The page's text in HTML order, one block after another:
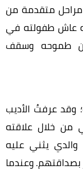
متقدمة من
عاش طفولته في
لكن طموحه وسقف
وقد عرفتُ الأديب
من خلال علاقته
والدي يثني عليه
بصداقتهم. وعندما